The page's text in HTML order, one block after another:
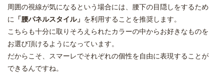
周囲の視線が気になるという場合には、腰下の目隠しをするため
に 「腰パネルスタイル」 を利用することを推奨します。
こちらも十分に取りそろえられたカラーの中からお好きなものを
お選び頂けるようになっています。
だからこそ、スマーレでそれぞれの個性を自由に表現することが
できるんですね。